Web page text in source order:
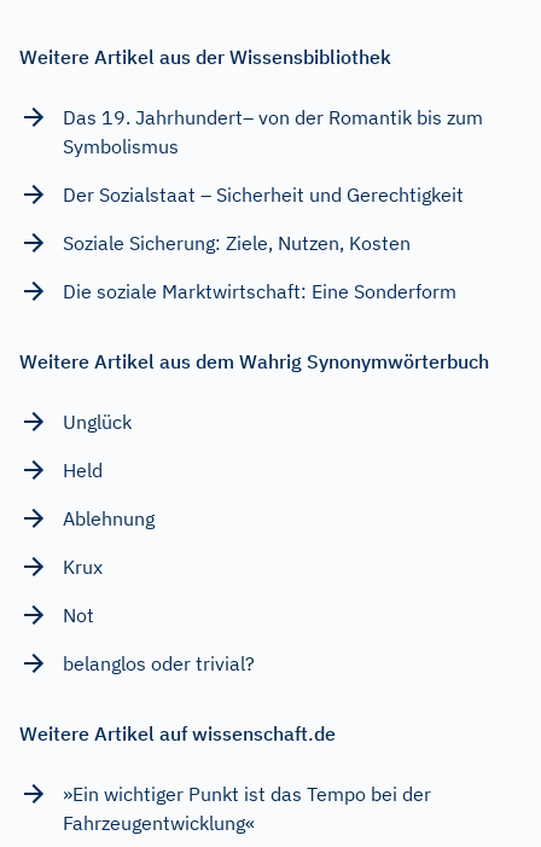
Weitere Artikel aus der Wissensbibliothek
Das 19. Jahrhundert– von der Romantik bis zum
Symbolismus
Der Sozialstaat – Sicherheit und Gerechtigkeit
Soziale Sicherung: Ziele, Nutzen, Kosten
Die soziale Marktwirtschaft: Eine Sonderform
Weitere Artikel aus dem Wahrig Synonymwörterbuch
Unglück
Held
Ablehnung
Krux
Not
belanglos oder trivial?
Weitere Artikel auf wissenschaft.de
»Ein wichtiger Punkt ist das Tempo bei der
Fahrzeugentwicklung«